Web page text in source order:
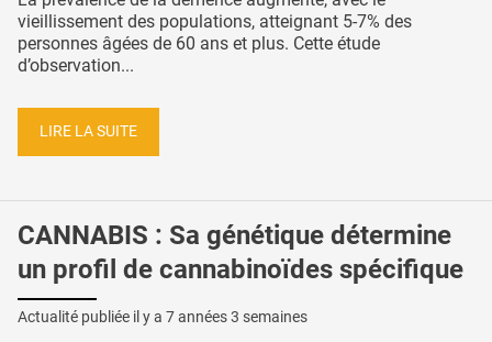
vieillissement des populations, atteignant 5-7% des
personnes âgées de 60 ans et plus. Cette étude
d’observation...
LIRE LA SUITE
CANNABIS : Sa génétique détermine
un profil de cannabinoïdes spécifique
Actualité publiée il y a 7 années 3 semaines